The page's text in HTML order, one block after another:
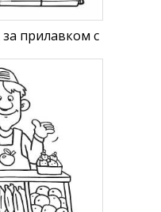
прилавком с